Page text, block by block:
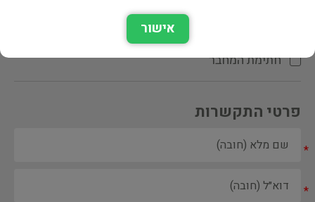
הקדשת המחבר\המתרגם
חתימת המחבר
פרטי התקשרות
*
*
אישור